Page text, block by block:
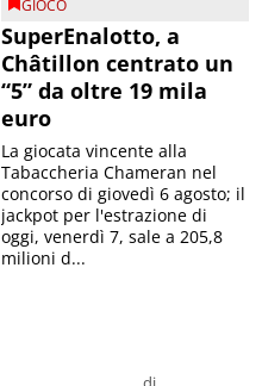
GIOCO
SuperEnalotto, a
Châtillon centrato un
“5” da oltre 19 mila
euro
La giocata vincente alla
Tabaccheria Chameran nel
concorso di giovedì 6 agosto; il
jackpot per l'estrazione di
oggi, venerdì 7, sale a 205,8
milioni d...